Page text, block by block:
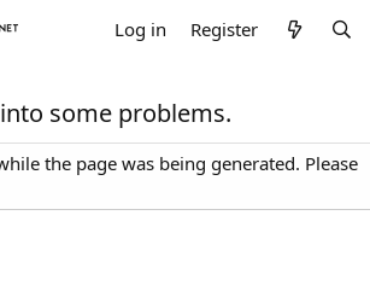
Log in Register
some problems.
the page was being generated. Please